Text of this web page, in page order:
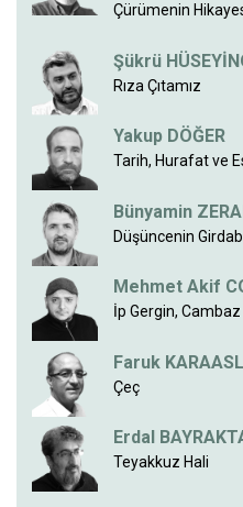
Çürümenin
Şükrü
Rıza Çıtamız
Yakup DÖĞER
Tarih, Hurafat ve
Bünyamin
Düşüncenin
Mehmet Akif
İp Gergin,
Faruk
Çeç
Erdal
Teyakkuz Hali